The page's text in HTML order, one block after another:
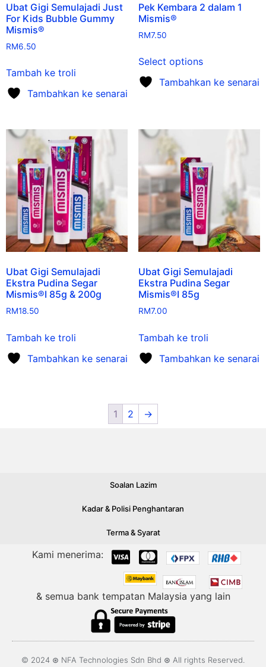
Ubat Gigi Semulajadi Just
For Kids Bubble Gummy
Mismis®
RM6.50
Tambah ke troli
Tambahkan ke senarai
Pek Kembara 2 dalam 1
Mismis®
RM7.50
Select options
Tambahkan ke senarai
Ubat Gigi Semulajadi
Ekstra Pudina Segar
Mismis®I 85g & 200g
RM18.50
Tambah ke troli
Tambahkan ke senarai
Ubat Gigi Semulajadi
Ekstra Pudina Segar
Mismis®I 85g
RM7.00
Tambah ke troli
Tambahkan ke senarai
1 2 →
Soalan Lazim
Kadar & Polisi Penghantaran
Terma & Syarat
Kami menerima:
& semua bank tempatan Malaysia yang lain
© 2024 ⊛ NFA Technologies Sdn Bhd ⊛ All rights Reserved.